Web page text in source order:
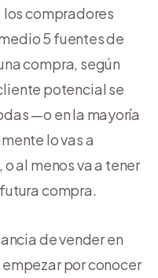
los compradores
5 fuentes de
compra, según
potencial se
—o en la mayoría
lo vas a
al menos va a tener
compra.
de vender en
por conocer